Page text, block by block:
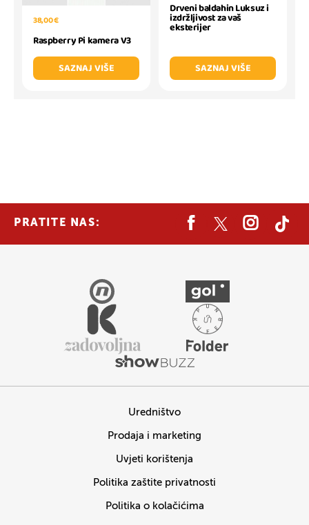
38,00 €
Raspberry Pi kamera V3
SAZNAJ VIŠE
Drveni baldahin Luksuz i
izdržljivost za vaš
eksterijer
SAZNAJ VIŠE
PRATITE NAS:
Uredništvo
Prodaja i marketing
Uvjeti korištenja
Politika zaštite privatnosti
Politika o kolačićima